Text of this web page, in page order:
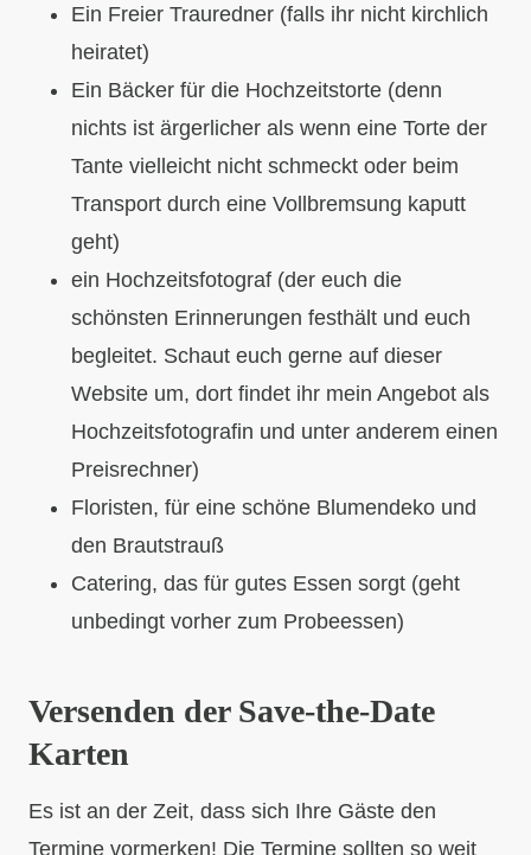
Ein Freier Trauredner (falls ihr nicht kirchlich
heiratet)
Ein Bäcker für die Hochzeitstorte (denn
nichts ist ärgerlicher als wenn eine Torte der
Tante vielleicht nicht schmeckt oder beim
Transport durch eine Vollbremsung kaputt
geht)
ein Hochzeitsfotograf (der euch die
schönsten Erinnerungen festhält und euch
begleitet. Schaut euch gerne auf dieser
Website um, dort findet ihr mein Angebot als
Hochzeitsfotografin und unter anderem einen
Preisrechner)
Floristen, für eine schöne Blumendeko und
den Brautstrauß
Catering, das für gutes Essen sorgt (geht
unbedingt vorher zum Probeessen)
Versenden der Save-the-Date
Karten
Es ist an der Zeit, dass sich Ihre Gäste den
Termine vormerken! Die Termine sollten so weit